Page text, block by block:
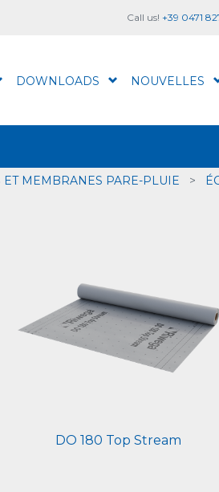
DOWNLOADS NOUVELLES
Call us! +39 0471
ET MEMBRANES PARE-PLUIE >
DO 180 Top Stream